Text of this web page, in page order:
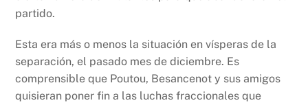
partido.
Esta era más o menos la situación en vísperas de la
separación, el pasado mes de diciembre. Es
comprensible que Poutou, Besancenot y sus amigos
quisieran poner fin a las luchas fraccionales que